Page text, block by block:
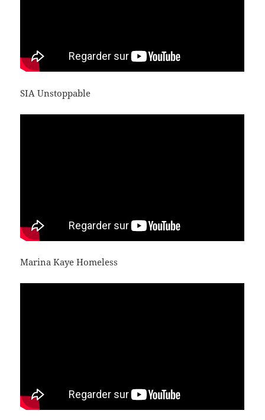
SIA Unstoppable
Marina Kaye Homeless